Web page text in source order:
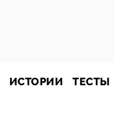
ИСТОРИИ ТЕСТЫ